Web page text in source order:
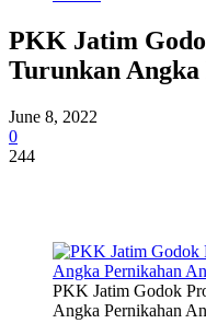
PKK Jatim
Turunkan
June 8, 2022
0
244
PKK Jatim Godok
Angka Pernikahan